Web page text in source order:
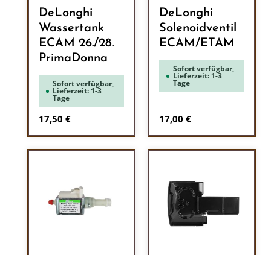
DeLonghi
Wassertank
ECAM 26./28.
PrimaDonna
Sofort verfügbar,
Lieferzeit: 1-3
Tage
Regulärer Preis:
17,50 €
DeLonghi
Solenoidventil
ECAM/ETAM
Sofort verfügbar,
Lieferzeit: 1-3
Tage
Regulärer Preis:
17,00 €